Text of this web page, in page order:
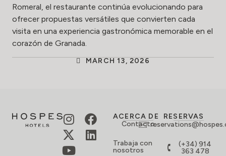
Romeral, el restaurante continúa evolucionando para
ofrecer propuestas versátiles que convierten cada
visita en una experiencia gastronómica memorable en el
corazón de Granada.
MARCH 13, 2026
ACERCA DE
Contacto
Trabaja con
nosotros
RESERVAS
(+34) 914
363 478